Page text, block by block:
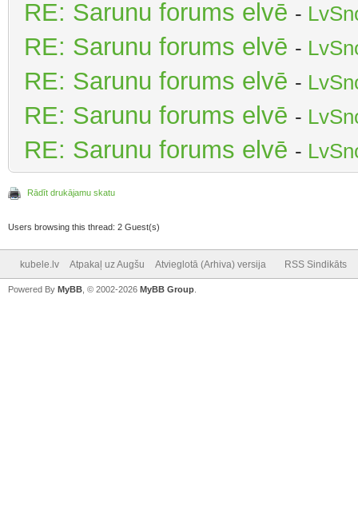
RE: Sarunu forums elvē -
RE: Sarunu forums elvē -
RE: Sarunu forums elvē -
RE: Sarunu forums elvē -
RE: Sarunu forums elvē -
Rādīt drukājamu skatu
Users browsing this thread: 2 Guest(s)
kubele.lv Atpakaļ uz Augšu Atvieglotā (Arhiva) versija RSS Sindikāts
Powered By MyBB , © 2002-2026 MyBB Group